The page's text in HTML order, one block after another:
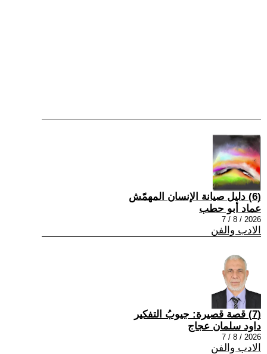
(6) دليل صيانة الإنسان المهمّش
عماد أبو حطب
2026 / 8 / 7
الادب والفن
(7) قصة قصيرة: جيوبُ التفكير
داود سلمان عجاج
2026 / 8 / 7
الادب والفن